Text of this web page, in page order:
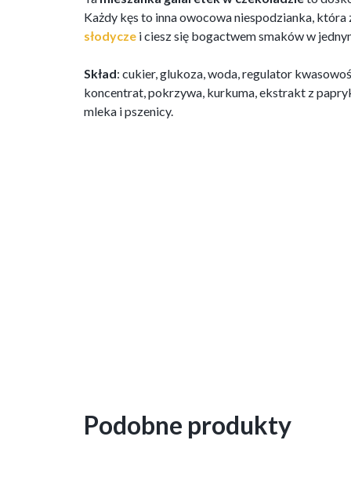
Każdy kęs to inna owocowa niespodzianka,
słodycze i ciesz się bogactwem smaków w
Skład: cukier, glukoza, woda, regulator
koncentrat, pokrzywa, kurkuma, ekstrakt z
mleka i pszenicy.
Podobne produkty